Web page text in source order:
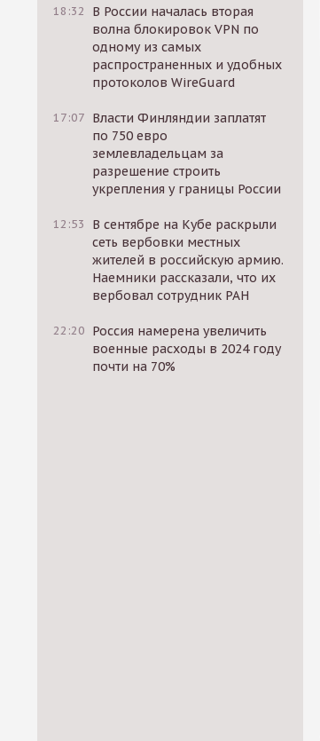
18:32
В России началась вторая
волна блокировок VPN по
одному из самых
распространенных и удобных
протоколов WireGuard
17:07 Власти Финляндии заплатят
по 750 евро
землевладельцам за
разрешение строить
укрепления у границы России
12:53
В сентябре на Кубе раскрыли
сеть вербовки местных
жителей в российскую армию.
Наемники рассказали, что их
вербовал сотрудник РАН
22:20 Россия намерена увеличить
военные расходы в 2024 году
почти на 70%